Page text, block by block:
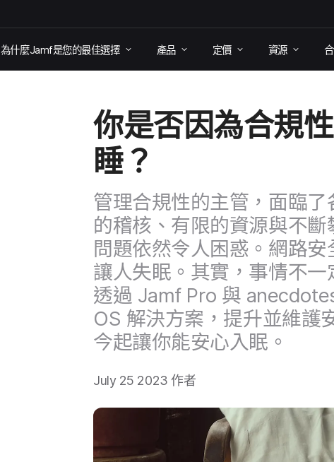
為​什麼Jamf是​您​的​最佳​選擇 產品 定​價 資源
你​是否​因為​合規
睡？
管理​合規性​的​主管，​面臨​
的​稽核、​有限​的​資源​與​不
問題​依然令​人​困惑。​網路​
讓​人​失眠。​其實，​事情​不​
透過 Jamf Pro 與
OS 解決​方案，​提升​並​維護​
今起​讓​你​能​安​心​入眠。
July 25 2023 作​者